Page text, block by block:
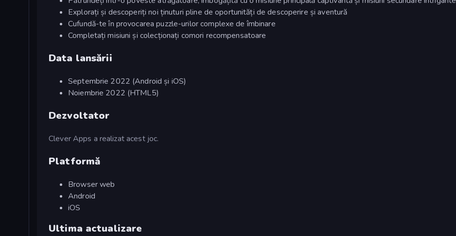
Explorați și descoperiți noi ținuturi pline de oportunități de descoperire și aventură
Cufundă-te în provocarea puzzle-urilor complexe de îmbinare
Completați misiuni și colecționați comori recompensatoare
Data lansării
Septembrie 2022 (Android și iOS)
Noiembrie 2022 (HTML5)
Dezvoltator
Clever Apps a realizat acest joc.
Platformă
Browser web
Android
iOS
Ultima actualizare